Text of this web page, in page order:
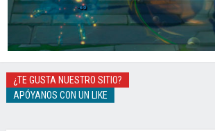
¿TE GUSTA NUESTRO SITIO?
APÓYANOS CON UN LIKE